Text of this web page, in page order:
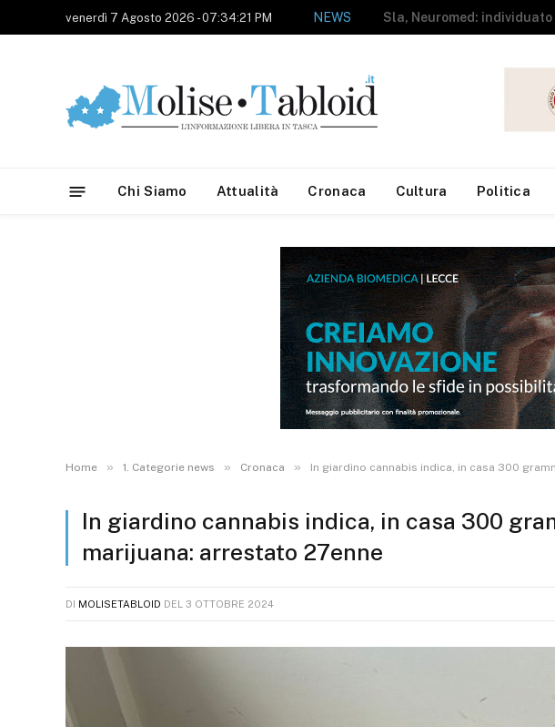
venerdì 7 Agosto 2026 - 07:34:21 PM NEWS
Chi Siamo Attualità Cronaca Cultura Politica
Home » 1. Categorie news » Cronaca » In giardino cannabis indica, in casa 300
In giardino cannabis indica, in casa 300
marijuana: arrestato 27enne
DI MOLISETABLOID DEL 3 OTTOBRE 2024